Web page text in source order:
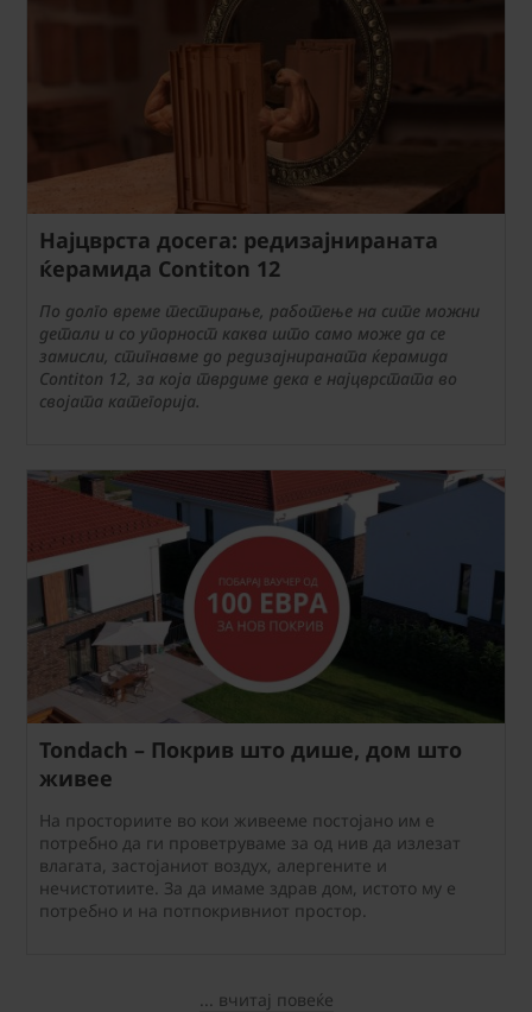
Најцврста досега: редизајнираната
ќерамида Contiton 12
По долго време тестирање, работење на сите можни
детали и со упорност каква што само може да се
замисли, стигнавме до редизајнираната ќерамида
Contiton 12, за која тврдиме дека е најцврстата во
својата категорија.
Tondach – Покрив што дише, дом што
живее
На просториите во кои живееме постојано им е
потребно да ги проветруваме за од нив да излезат
влагата, застојаниот воздух, алергените и
нечистотиите. За да имаме здрав дом, истото му е
потребно и на потпокривниот простор.
... вчитај повеќе